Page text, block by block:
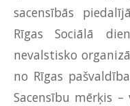
sacensībās
Rīgas Sociālā
nevalstisko
no Rīgas
Sacensību mērķis